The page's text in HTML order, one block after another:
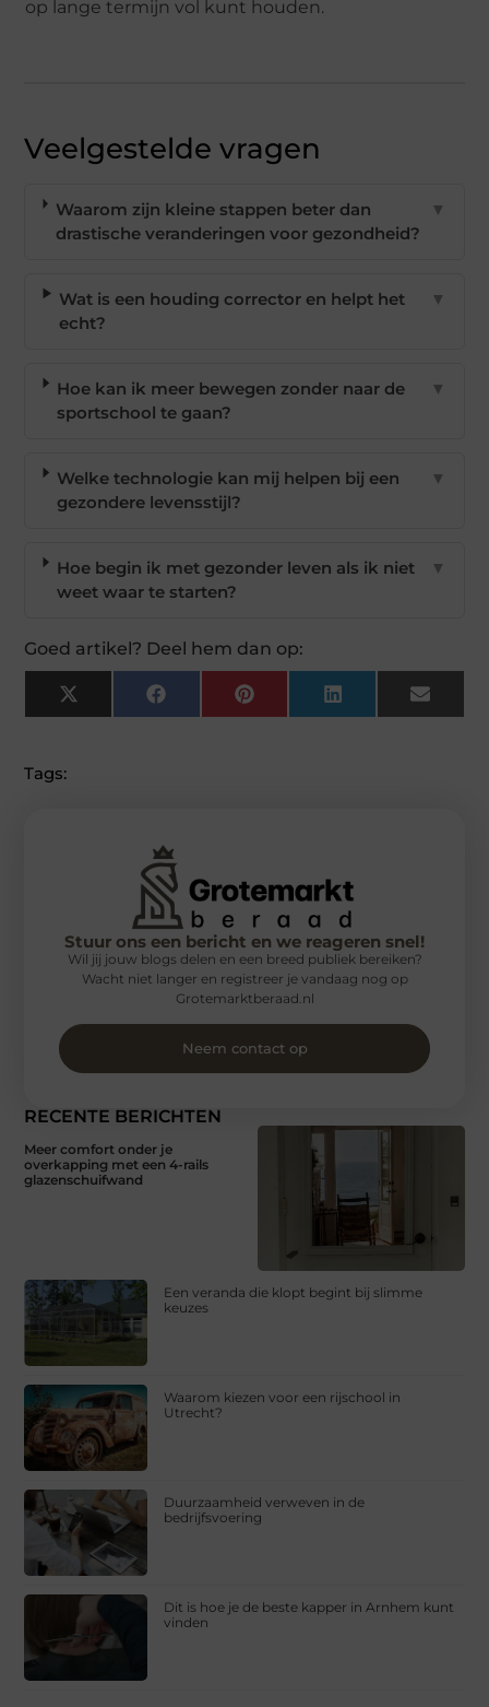
op lange termijn vol kunt houden.
Veelgestelde vragen
Waarom zijn kleine stappen beter dan
drastische veranderingen voor gezondheid?
▼
Wat is een houding corrector en helpt het
echt?
▼
Hoe kan ik meer bewegen zonder naar de
sportschool te gaan?
▼
Welke technologie kan mij helpen bij een
gezondere levensstijl?
▼
Hoe begin ik met gezonder leven als ik niet
weet waar te starten?
▼
Goed artikel? Deel hem dan op:
X
(Twitter)
FacebookPinterest LinkedIn Email
Tags:
RECENTE BERICHTEN
Meer comfort onder je
overkapping met een 4-rails
glazenschuifwand
Een veranda die klopt begint bij slimme
keuzes
Waarom kiezen voor een rijschool in
Utrecht?
Duurzaamheid verweven in de
bedrijfsvoering
Dit is hoe je de beste kapper in Arnhem kunt
vinden
Stuur ons een bericht en we reageren snel!
Wil jij jouw blogs delen en een breed publiek bereiken?
Wacht niet langer en registreer je vandaag nog op
Grotemarktberaad.nl
Neem contact op